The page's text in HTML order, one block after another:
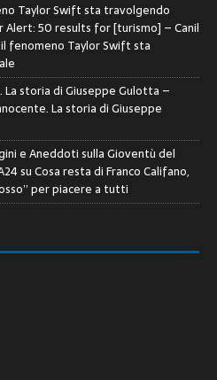
Taylor Swift sta travolgendo
Alert: 50 results for [turismo] – Canil
il fenomeno Taylor Swift sta
La storia di Giuseppe Gulotta –
La storia di Giuseppe
e Aneddoti sulla Gioventù del
suCosa resta di Franco Califano,
per piacere a tutti